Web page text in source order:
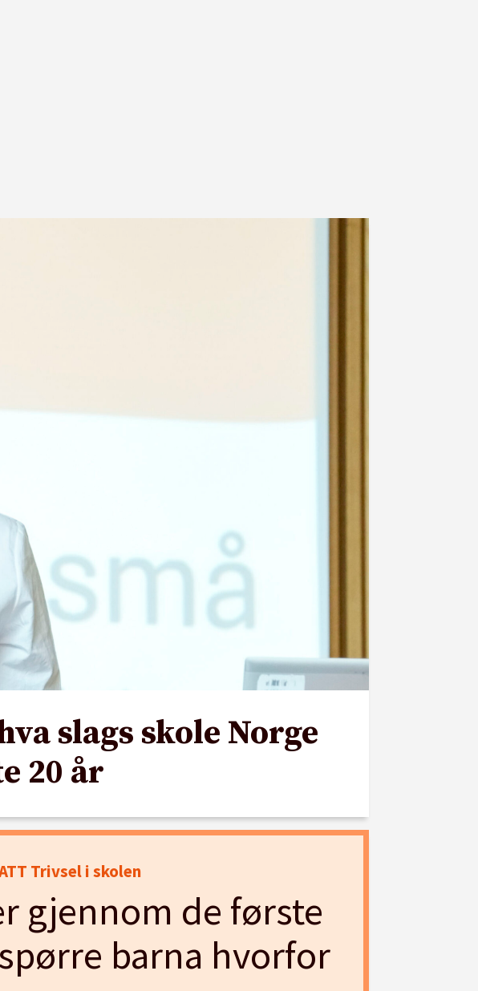
slags skole Norge
20 år
Trivsel i skolen
gjennom de første
barna hvorfor